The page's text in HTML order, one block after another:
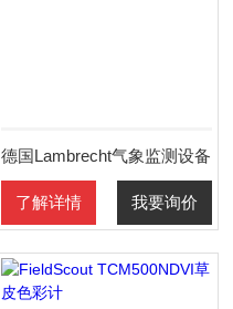
德国Lambrecht气象监测设备
了解详情 我要询价